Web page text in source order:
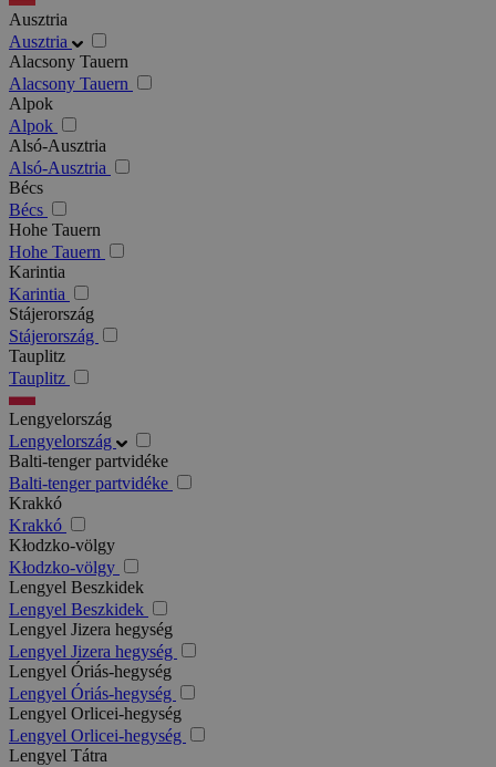
Ausztria
Ausztria
Alacsony Tauern
Alacsony Tauern
Alpok
Alpok
Alsó-Ausztria
Alsó-Ausztria
Bécs
Bécs
Hohe Tauern
Hohe Tauern
Karintia
Karintia
Stájerország
Stájerország
Tauplitz
Tauplitz
Lengyelország
Lengyelország
Balti-tenger partvidéke
Balti-tenger partvidéke
Krakkó
Krakkó
Kłodzko-völgy
Kłodzko-völgy
Lengyel Beszkidek
Lengyel Beszkidek
Lengyel Jizera hegység
Lengyel Jizera hegység
Lengyel Óriás-hegység
Lengyel Óriás-hegység
Lengyel Orlicei-hegység
Lengyel Orlicei-hegység
Lengyel Tátra